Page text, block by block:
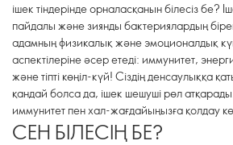
ішек тіндерінде орналасқанын білесіз бе?
пайдалы және зиянды бактериялардың
адамның физикалық және эмоционалдық
аспектілеріне әсер етеді: иммунитет,
және тіпті көңіл-күй! Сіздің денсаулыққа
қандай болса да, ішек шешуші рөл
иммунитет пен хал-жағдайыңызға қолдау
СЕН БІЛЕСІҢ БЕ?